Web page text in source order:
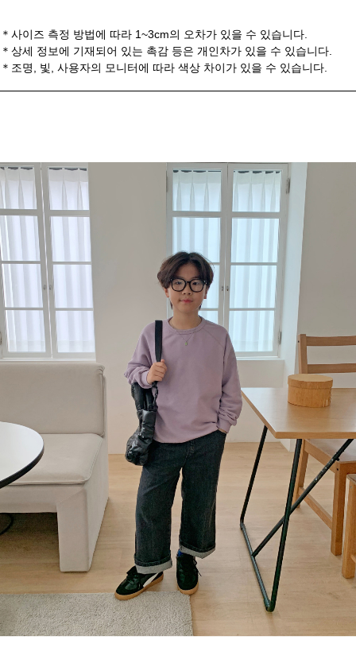
＊사이즈 측정 방법에 따라 1~3cm의 오차가 있을 수 있습니다.
＊ 상세 정보에 기재되어 있는 촉감 등은 개인차가 있을 수 있습니다.
＊ 조명, 빛, 사용자의 모니터에 따라 색상 차이가 있을 수 있습니다.